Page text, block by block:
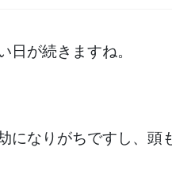
が続きますね。
になりがちですし、頭